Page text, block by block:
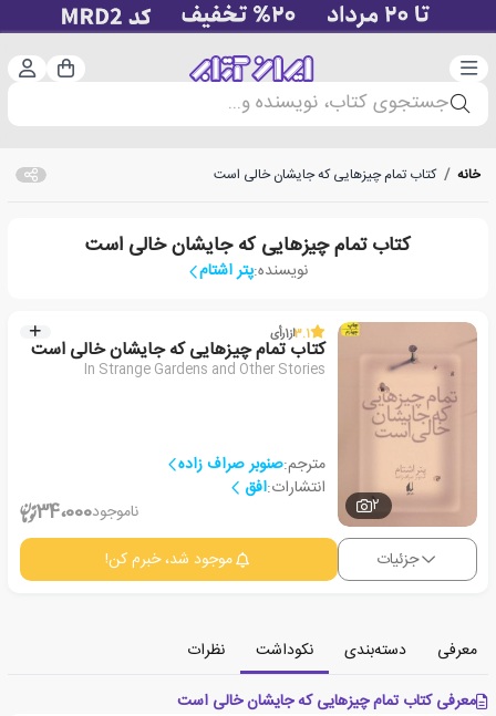
دسته‌بندی سبد
جستجوی کتاب، نویسنده و...
خانه / کتاب تمام چیزهایی که جایشان خالی است
کتاب تمام چیزهایی که جایشان خالی است
نویسنده:پتر اشتام
2
3.1از1رأی
کتاب تمام چیزهایی که جایشان خالی است
In Strange Gardens and Other Stories
مترجم:صنوبر صراف زاده
انتشارات:افق
ناموجود34،000
جزئیات موجود شد، خبرم کن!
معرفی دسته‌بندی نکوداشت
نظرات
معرفی کتاب تمام چیزهایی که جایشان خالی است